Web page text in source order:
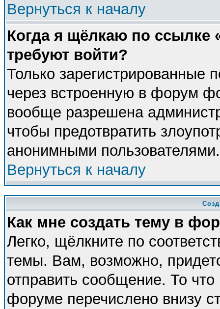
Вернуться к началу
Когда я щёлкаю по ссылке
требуют войти?
Только зарегистрированные
через встроенную в форум
вообще разрешена
чтобы предотвратить
анонимными пользователями.
Вернуться к началу
Как мне создать тему в
Легко, щёлкните по
темы. Вам, возможно,
отправить сообщение. То
форуме перечислено внизу